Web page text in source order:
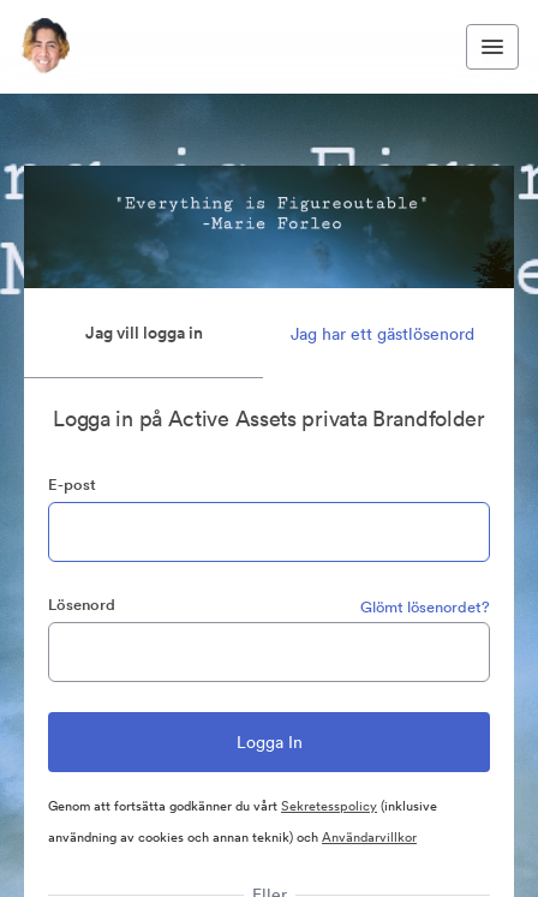
Jag vill logga in Jag har ett gästlösenord
Logga in på Active Assets privata Brandfolder
E-post
Lösenord Glömt lösenordet?
Genom att fortsätta godkänner du vårtSekretesspolicy(inklusive
användning av cookies och annan teknik) ochAnvändarvillkor